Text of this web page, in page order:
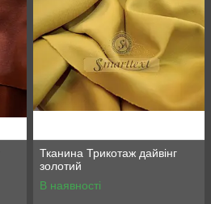
Тканина Трикотаж дайвінг
золотий
В наявності